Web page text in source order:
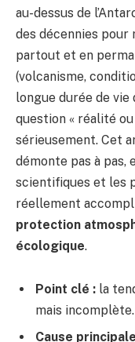
au-dessus de
des décennies pour
partout et en
(volcanisme,
longue durée de
question « réalité
sérieusement. Cet
démonte pas à pas,
scientifiques et les
réellement
protection
écologique.
Point clé : la
mais incomplète.
Cause